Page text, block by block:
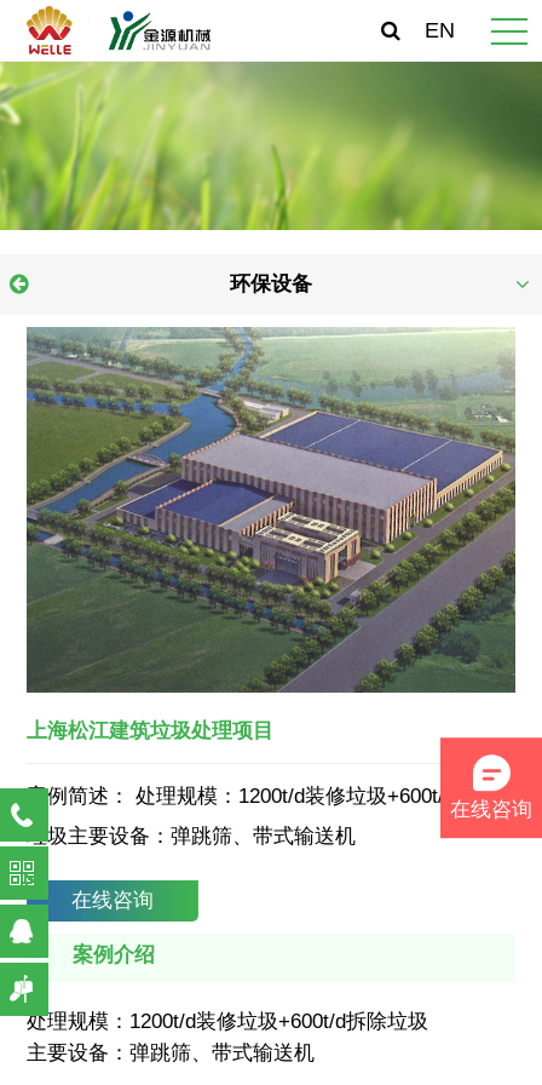
EN
环保设备
上海松江建筑垃圾处理项目
案例简述：
处理规模：1200t/d装修垃圾+600t/d拆除
垃圾主要设备：弹跳筛、带式输送机
在线咨询
案例介绍
处理规模：1200t/d装修垃圾+600t/d拆除垃圾
主要设备：弹跳筛、带式输送机
在线咨询